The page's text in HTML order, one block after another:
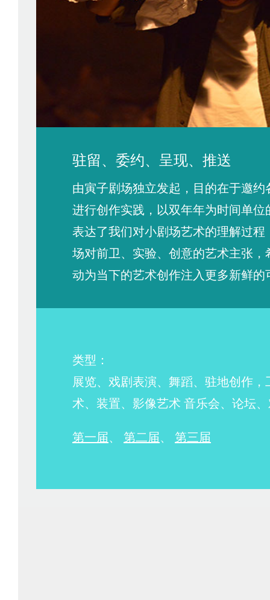
驻留、委约、呈现、推送
由寅子剧场独立发起，目的在于邀约
进行创作实践，以双年年为时间单位
表达了我们对小剧场艺术的理解过程
场对前卫、实验、创意的艺术主张，
动为当下的艺术创作注入更多新鲜的
类型：
展览、戏剧表演、舞蹈、驻地创作，
术、装置、影像艺术 音乐会、论坛
第一届、 第二届、 第三届